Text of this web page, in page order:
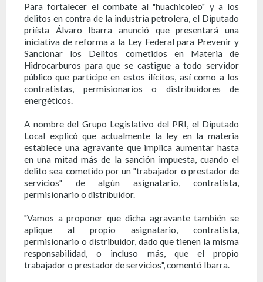
Para fortalecer el combate al "huachicoleo" y a los
delitos en contra de la industria petrolera, el Diputado
priísta Álvaro Ibarra anunció que presentará una
iniciativa de reforma a la Ley Federal para Prevenir y
Sancionar los Delitos cometidos en Materia de
Hidrocarburos para que se castigue a todo servidor
público que participe en estos ilícitos, así como a los
contratistas, permisionarios o distribuidores de
energéticos.
A nombre del Grupo Legislativo del PRI, el Diputado
Local explicó que actualmente la ley en la materia
establece una agravante que implica aumentar hasta
en una mitad más de la sanción impuesta, cuando el
delito sea cometido por un "trabajador o prestador de
servicios" de algún asignatario, contratista,
permisionario o distribuidor.
"Vamos a proponer que dicha agravante también se
aplique al propio asignatario, contratista,
permisionario o distribuidor, dado que tienen la misma
responsabilidad, o incluso más, que el propio
trabajador o prestador de servicios", comentó Ibarra.